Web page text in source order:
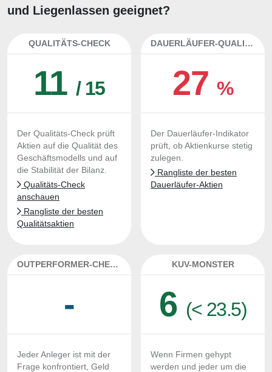
und Liegenlassen geeignet?
QUALITÄTS-CHECK
11/ 15
Der Qualitäts-Check prüft
Aktien auf die Qualität des
Geschäftsmodells und auf
die Stabilität der Bilanz.
Qualitäts-Check
anschauen
Rangliste der besten
Qualitätsaktien
DAUERLÄUFER-QUALITÄTEN
27%
Der Dauerläufer-Indikator
prüft, ob Aktienkurse stetig
zulegen.
Rangliste der besten
Dauerläufer-Aktien
OUTPERFORMER-CHECK
-
Jeder Anleger ist mit der
Frage konfrontiert, Geld
KUV-MONSTER
6 (< 23.5)
Wenn Firmen gehypt
werden und jeder um die